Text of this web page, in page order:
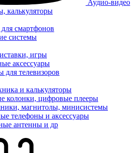
Аудио-видео
калькуляторы
смартфонов
системы
игры
аксессуары
телевизоров
и калькуляторы
колонки, цифровые плееры
магнитолы, минисистемы
телефоны и аксессуары
антенны и др